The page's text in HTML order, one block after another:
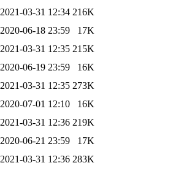
2021-03-31 12:34 216K
2020-06-18 23:59
17K
2021-03-31 12:35 215K
2020-06-19 23:59
16K
2021-03-31 12:35 273K
2020-07-01 12:10
16K
2021-03-31 12:36 219K
2020-06-21 23:59
17K
2021-03-31 12:36 283K